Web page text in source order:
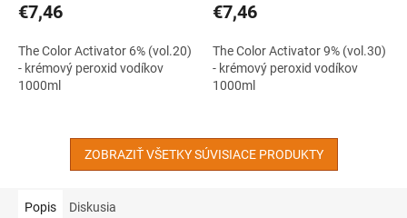
€7,46
The Color Activator 6% (vol.20)
- krémový peroxid vodíkov
1000ml
€7,46
The Color Activator 9% (vol.30)
- krémový peroxid vodíkov
1000ml
ZOBRAZIŤ VŠETKY SÚVISIACE PRODUKTY
Popis Diskusia